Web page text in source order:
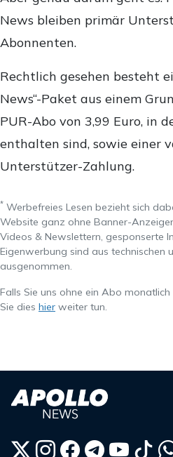
News bleiben primär
Abonnenten.
Rechtlich gesehen besteht
News“-Paket aus einem
PUR-Abo von 3,99 Euro, in
enthalten sind, sowie einer
Unterstützer-Zahlung.
* Werbefreies Lesen bezieht sich
Website ganz ohne Banner-
Videos & Newslettern, gesponserte
Eigenwerbung sind aus technischen
ausgenommen.
Falls Sie uns ohne ein Abo
Sie dies hier weiter tun.